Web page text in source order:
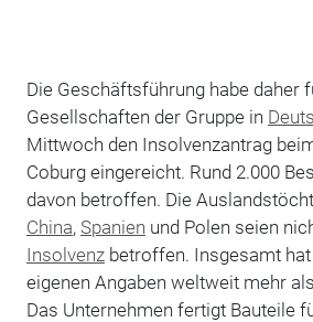
Die Geschäftsführung habe daher
Gesellschaften der Gruppe in
Mittwoch den Insolvenzantrag
Coburg eingereicht. Rund 2.000
davon betroffen. Die
China, Spanien und Polen seien
Insolvenzbetroffen. Insgesamt hat
eigenen Angaben weltweit mehr
Das Unternehmen fertigt Bauteile